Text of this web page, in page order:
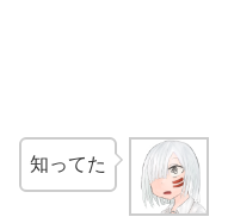
知ってた